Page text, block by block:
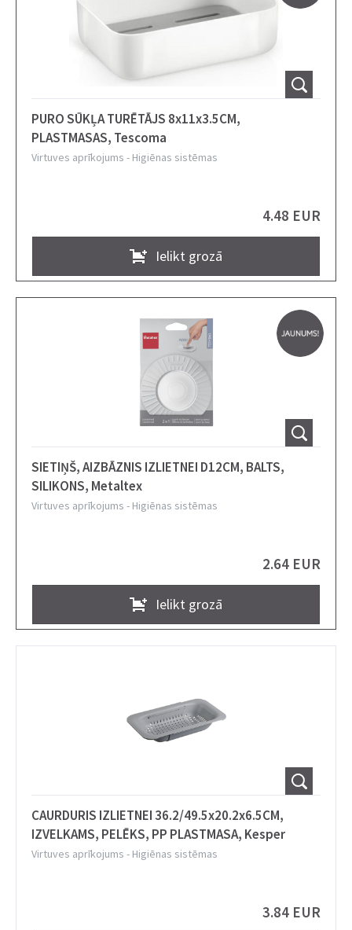
PURO SŪKĻA TURĒTĀJS 8x11x3.5CM,
PLASTMASAS, Tescoma
Virtuves aprīkojums - Higiēnas sistēmas
4.48 EUR
Ielikt grozā
SIETIŅŠ, AIZBĀZNIS IZLIETNEI D12CM, BALTS,
SILIKONS, Metaltex
Virtuves aprīkojums - Higiēnas sistēmas
2.64 EUR
Ielikt grozā
CAURDURIS IZLIETNEI 36.2/49.5x20.2x6.5CM,
IZVELKAMS, PELĒKS, PP PLASTMASA, Kesper
Virtuves aprīkojums - Higiēnas sistēmas
3.84 EUR